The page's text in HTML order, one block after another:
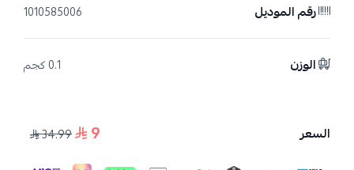
رقم الموديل 1010585006
الوزن 0.1 كجم
السعر 9
34.99